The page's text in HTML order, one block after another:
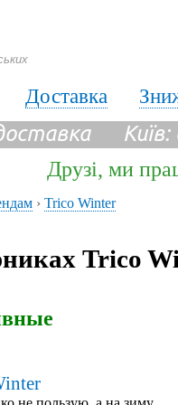
Доставка
Київ:
Друзі, ми
› Trico Winter
Trico